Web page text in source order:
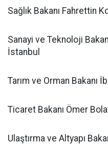
Sağlık Bakanı Fahrettin
Sanayi ve Teknoloji
İstanbul
Tarım ve Orman Bakanı
Ticaret Bakanı Ömer
Ulaştırma ve Altyapı